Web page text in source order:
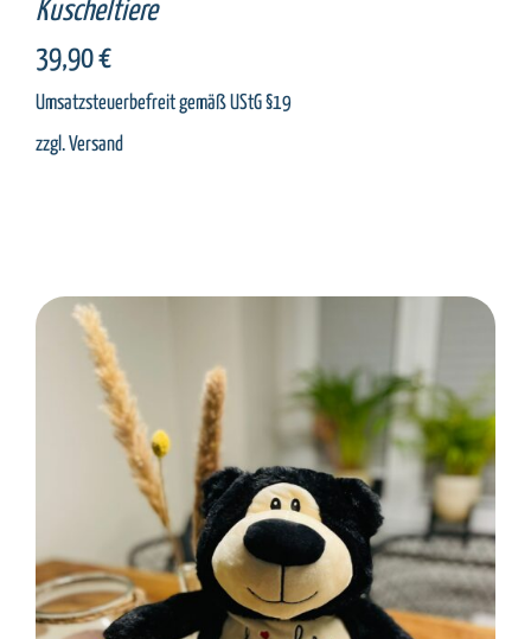
Kuscheltiere
39,90€
Umsatzsteuerbefreit gemäß UStG §19
zzgl.Versand
SELECT OPTIONS / DETAILS